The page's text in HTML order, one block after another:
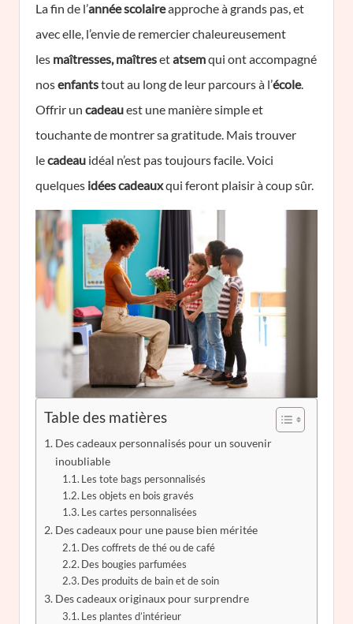
La fin de l’année scolaireapproche à grands pas, et
avec elle, l’envie de remercier chaleureusement
les maîtresses, maîtresetatsemqui ont accompagné
nosenfantstout au long de leur parcours à l’école.
Offrir un cadeauest une manière simple et
touchante de montrer sa gratitude. Mais trouver
lecadeau idéal n’est pas toujours facile. Voici
quelques idées cadeauxqui feront plaisir à coup sûr.
Table des matières
Des cadeaux personnalisés pour un souvenir
inoubliable
Les tote bags personnalisés
Les objets en bois gravés
Les cartes personnalisées
Des cadeaux pour une pause bien méritée
Des coffrets de thé ou de café
Des bougies parfumées
Des produits de bain et de soin
Des cadeaux originaux pour surprendre
Les plantes d’intérieur